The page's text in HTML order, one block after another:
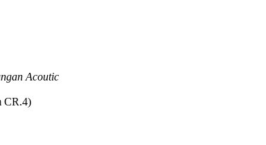
Acoutic
CR.4)